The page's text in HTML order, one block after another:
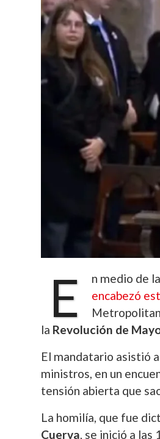
E n medio de
encabezó
la Revolución de
El mandatario asistió
ministros, en un
tensión abierta que
La homilía, que fue
Cuerva, se inició a las